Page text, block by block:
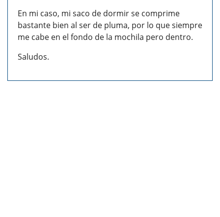
En mi caso, mi saco de dormir se comprime
bastante bien al ser de pluma, por lo que siempre
me cabe en el fondo de la mochila pero dentro.
Saludos.